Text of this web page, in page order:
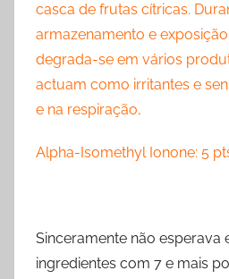
casca de frutas cítricas.
armazenamento e
degrada-se em vários
actuam como irritantes e
e na respiração,
Alpha-Isomethyl Ionone: 5
Sinceramente não esperava
ingredientes com 7 e mais